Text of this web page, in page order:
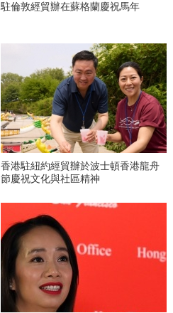
駐倫敦經貿辦在蘇格蘭慶祝馬年
香港駐紐約經貿辦於波士頓香港龍舟
節慶祝文化與社區精神